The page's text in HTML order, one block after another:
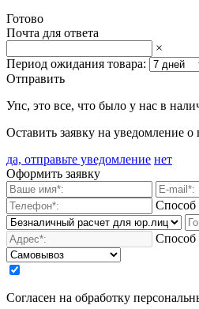
Готово
Почта для ответа
×
Период ожидания товара:
Отправить
Упс, это все, что было у нас в
Оставить заявку на уведомление о
да, отправьте уведомление нет
Оформить заявку
Способ
Способ
Согласен на обработку